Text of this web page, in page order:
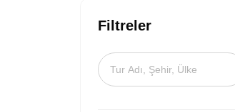
Filtreler